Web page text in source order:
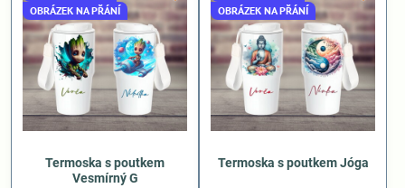
OBRÁZEK NA PŘÁNÍ
Termoska s poutkem
Vesmírný G
OBRÁZEK NA PŘÁNÍ
Termoska s poutkem Jóga